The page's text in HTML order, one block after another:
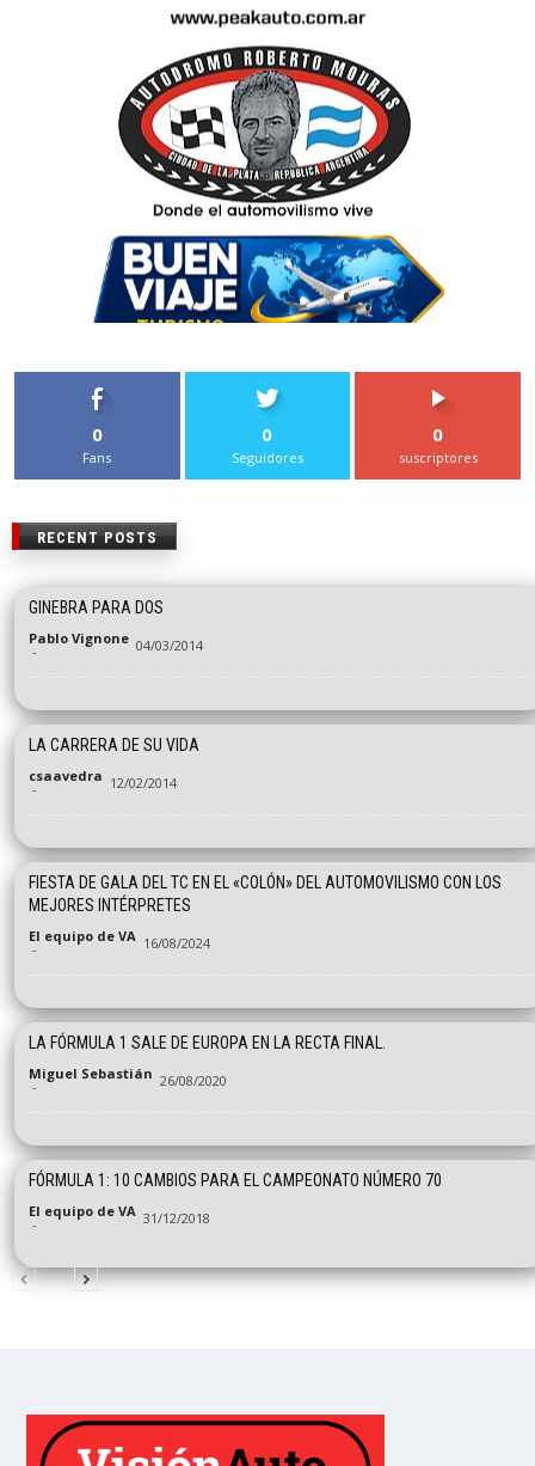
0
Fans
0
Seguidores
0
suscriptores
RECENT POSTS
GINEBRA PARA DOS
Pablo Vignone
- 04/03/2014
LA CARRERA DE SU VIDA
csaavedra
- 12/02/2014
FIESTA DE GALA DEL TC EN EL «COLÓN» DEL AUTOMOVILISMO CON LOS
MEJORES INTÉRPRETES
El equipo de VA
- 16/08/2024
LA FÓRMULA 1 SALE DE EUROPA EN LA RECTA FINAL.
Miguel Sebastián
- 26/08/2020
FÓRMULA 1: 10 CAMBIOS PARA EL CAMPEONATO NÚMERO 70
El equipo de VA
- 31/12/2018